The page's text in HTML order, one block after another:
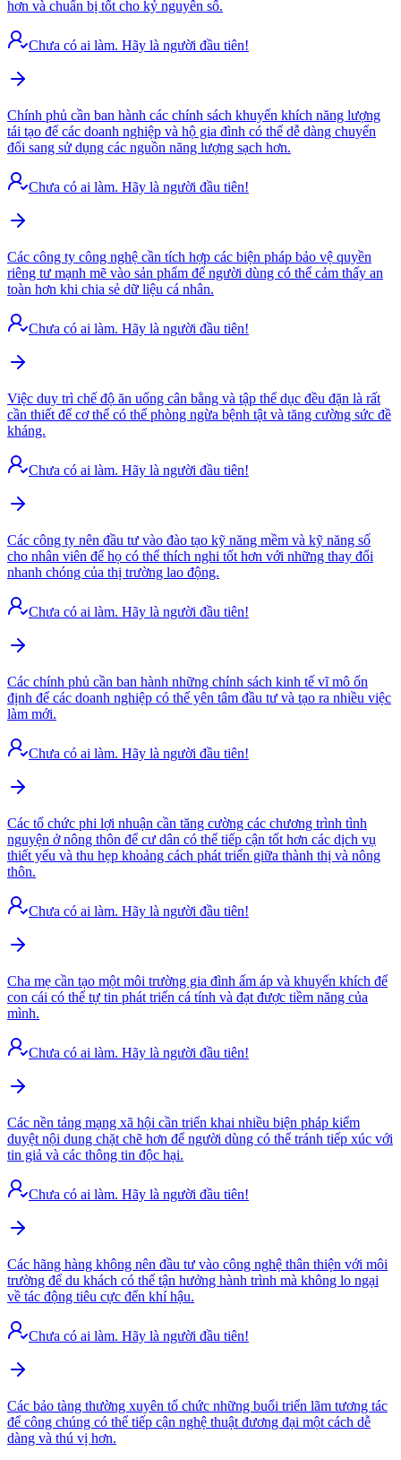
hơn và chuẩn bị tốt cho kỷ nguyên số.
Chưa có ai làm. Hãy là người đầu tiên!
Chính phủ cần ban hành các chính sách khuyến khích năng lượng
tái tạo để các doanh nghiệp và hộ gia đình có thể dễ dàng chuyển
đổi sang sử dụng các nguồn năng lượng sạch hơn.
Chưa có ai làm. Hãy là người đầu tiên!
Các công ty công nghệ cần tích hợp các biện pháp bảo vệ quyền
riêng tư mạnh mẽ vào sản phẩm để người dùng có thể cảm thấy an
toàn hơn khi chia sẻ dữ liệu cá nhân.
Chưa có ai làm. Hãy là người đầu tiên!
Việc duy trì chế độ ăn uống cân bằng và tập thể dục đều đặn là rất
cần thiết để cơ thể có thể phòng ngừa bệnh tật và tăng cường sức đề
kháng.
Chưa có ai làm. Hãy là người đầu tiên!
Các công ty nên đầu tư vào đào tạo kỹ năng mềm và kỹ năng số
cho nhân viên để họ có thể thích nghi tốt hơn với những thay đổi
nhanh chóng của thị trường lao động.
Chưa có ai làm. Hãy là người đầu tiên!
Các chính phủ cần ban hành những chính sách kinh tế vĩ mô ổn
định để các doanh nghiệp có thể yên tâm đầu tư và tạo ra nhiều việc
làm mới.
Chưa có ai làm. Hãy là người đầu tiên!
Các tổ chức phi lợi nhuận cần tăng cường các chương trình tình
nguyện ở nông thôn để cư dân có thể tiếp cận tốt hơn các dịch vụ
thiết yếu và thu hẹp khoảng cách phát triển giữa thành thị và nông
thôn.
Chưa có ai làm. Hãy là người đầu tiên!
Cha mẹ cần tạo một môi trường gia đình ấm áp và khuyến khích để
con cái có thể tự tin phát triển cá tính và đạt được tiềm năng của
mình.
Chưa có ai làm. Hãy là người đầu tiên!
Các nền tảng mạng xã hội cần triển khai nhiều biện pháp kiểm
duyệt nội dung chặt chẽ hơn để người dùng có thể tránh tiếp xúc với
tin giả và các thông tin độc hại.
Chưa có ai làm. Hãy là người đầu tiên!
Các hãng hàng không nên đầu tư vào công nghệ thân thiện với môi
trường để du khách có thể tận hưởng hành trình mà không lo ngại
về tác động tiêu cực đến khí hậu.
Chưa có ai làm. Hãy là người đầu tiên!
Các bảo tàng thường xuyên tổ chức những buổi triển lãm tương tác
để công chúng có thể tiếp cận nghệ thuật đương đại một cách dễ
dàng và thú vị hơn.